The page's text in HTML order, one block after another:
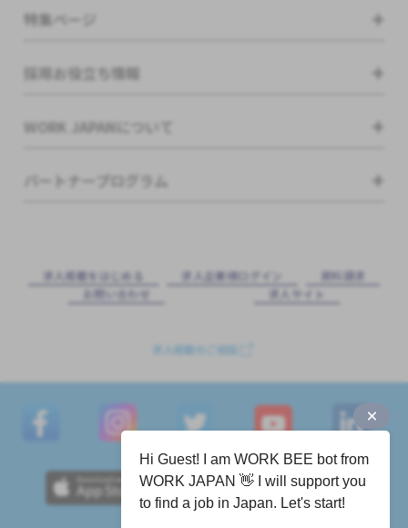
特集ページ
採用お役立ち情報
WORK JAPANについて
パートナープログラム
求⼈掲載をはじめる 求⼈企業様ログイン
資料請求
お問い合わせ
求⼈サイト
求人掲載のご相談
Hi Guest! I am WORK BEE bot from
WORK JAPAN 👋 I will support you
to find a job in Japan. Let's start!